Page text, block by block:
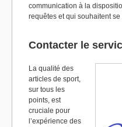
communication à la
requêtes et qui souhaitent
Contacter le
La qualité des
articles de sport,
sur tous les
points, est
cruciale pour
l’expérience des